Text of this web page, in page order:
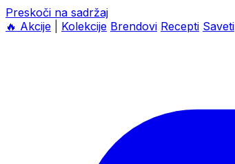
Preskoči na sadržaj
🔥 Akcije Kolekcije Brendovi Recepti Saveti